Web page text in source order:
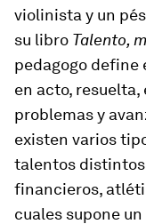
violinista y un
su libro Talento,
pedagogo define
en acto, resuelta,
problemas y
existen varios
talentos
financieros,
cuales supone